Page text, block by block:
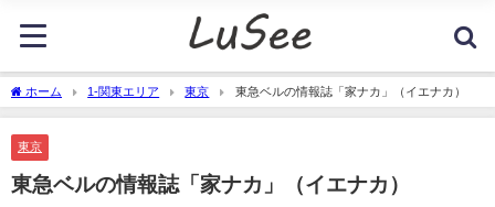
ホーム 1-関東エリア 東京 東急ベルの情報誌「家ナカ」（イエナカ）
東京
東急ベルの情報誌「家ナカ」（イエナカ）